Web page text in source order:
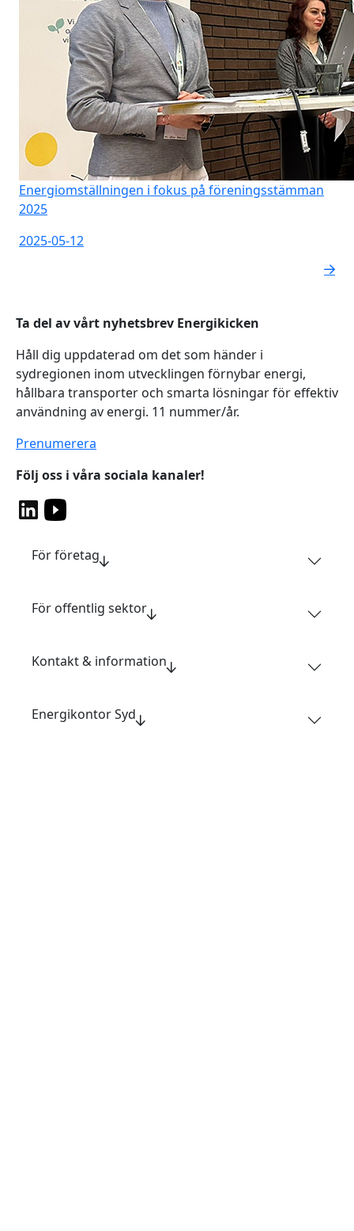
Energiomställningen i fokus på föreningsstämman
2025
2025-05-12
Ta del av vårt nyhetsbrev Energikicken
Håll dig uppdaterad om det som händer i
sydregionen inom utvecklingen förnybar energi,
hållbara transporter och smarta lösningar för effektiv
användning av energi. 11 nummer/år.
Prenumerera
Följ oss i våra sociala kanaler!
För företag
För offentlig sektor
Kontakt & information
Energikontor Syd